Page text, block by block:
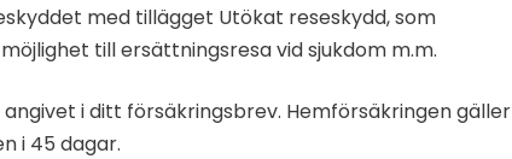
med tillägget Utökat reseskydd, som
till ersättningsresa vid sjukdom m.m.
i ditt försäkringsbrev. Hemförsäkringen gäller
i 45 dagar.